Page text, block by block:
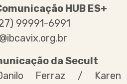
HUB ES+
99991-6991
da Secult
Ferraz / Karen